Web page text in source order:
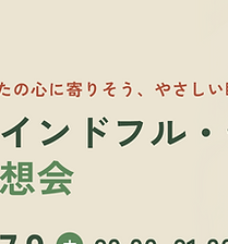
MSC体験ワークショ